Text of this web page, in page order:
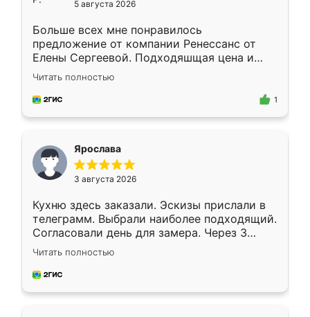
5 августа 2026
Больше всех мне понравилось
предложение от компании Ренессанс от
Елены Сергеевой. Подходяшщая цена и
короткие сроки изготовления. Приехавший
для замера сотрудник Владислав
предложил по моему эскизу самый
Читать полностью
1
Ярослава
3 августа 2026
Кухню здесь заказали. Эскизы прислали в
телеграмм. Выбрали наиболее подходящий.
Согласовали день для замера. Через 3
недели кухня была уже готова. Остались
довольны работой. Спасибо Ренессанс
мебель за качественную работу!
Читать полностью